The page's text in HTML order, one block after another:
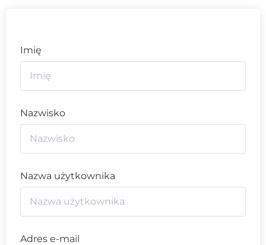
Imię
Nazwisko
Nazwa użytkownika
Adres e-mail